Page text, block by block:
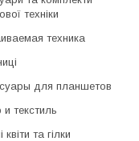
техніки
техника
для планшетов
текстиль
квіти та гілки